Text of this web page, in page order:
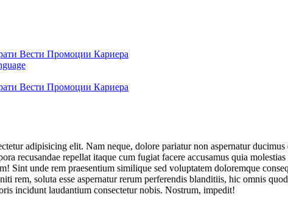
Вести Промоции Кариера
Вести Промоции Кариера
adipisicing elit. Nam neque, dolore pariatur non aspernatur
recusandae repellat itaque cum fugiat facere accusamus quia
Sint unde rem praesentium similique sed voluptatem doloremque
rem, soluta esse aspernatur rerum perferendis blanditiis, hic omnis
incidunt laudantium consectetur nobis. Nostrum, impedit!